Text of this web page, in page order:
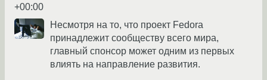
+00:00
Несмотря на то, что проект Fedora
принадлежит сообществу всего мира,
главный спонсор может одним из первых
влиять на направление развития.